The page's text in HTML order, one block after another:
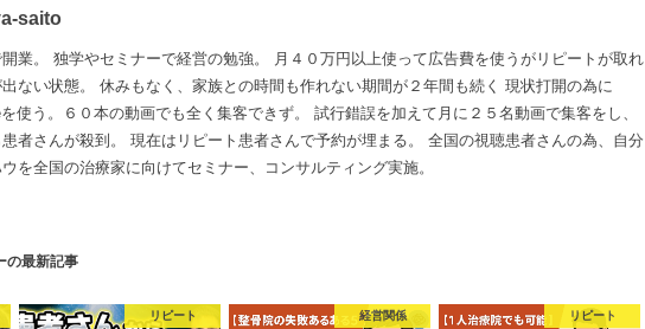
saito
開業。 独学やセミナーで経営の勉強。 月４０万円以上使って広告費を使うがリピートが取れ
ない状態。 休みもなく、家族との時間も作れない期間が２年間も続く 現状打開の為に
使う。６０本の動画でも全く集客できず。 試行錯誤を加えて月に２５名動画で集客をし、
者さんが殺到。 現在はリピート患者さんで予約が埋まる。 全国の視聴患者さんの為、自分
を全国の治療家に向けてセミナー、コンサルティング実施。
の最新記事
リピート 経営関係 リピート